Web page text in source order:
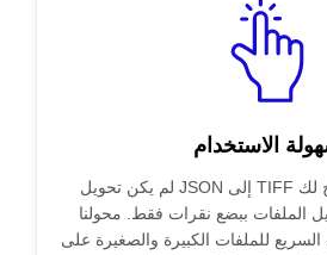
الاستخدام
لم يكن تحويل JSON إلى TIFF أسهل من قبل. يتيح لك
الملفات ببضع نقرات فقط. محولنا
السريع للملفات الكبيرة والصغيرة على